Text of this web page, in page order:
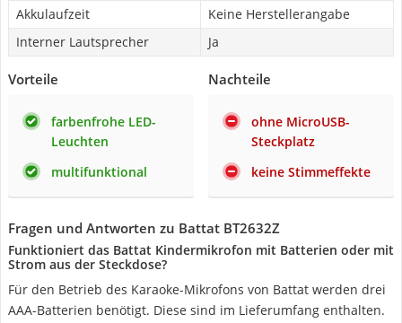
Akkulaufzeit
Keine Herstellerangabe
Interner Lautsprecher
Ja
Vorteile
farbenfrohe LED-
Leuchten
multifunktional
Nachteile
ohne MicroUSB-
Steckplatz
keine Stimmeffekte
Fragen und Antworten zu Battat BT2632Z
Funktioniert das Battat Kindermikrofon mit Batterien oder mit
Strom aus der Steckdose?
Für den Betrieb des Karaoke-Mikrofons von Battat werden drei
AAA-Batterien benötigt. Diese sind im Lieferumfang enthalten.